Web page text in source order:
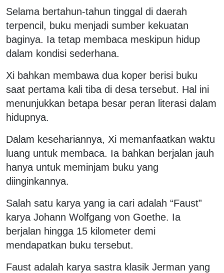
Selama bertahun-tahun tinggal di daerah
terpencil, buku menjadi sumber kekuatan
baginya. Ia tetap membaca meskipun hidup
dalam kondisi sederhana.
Xi bahkan membawa dua koper berisi buku
saat pertama kali tiba di desa tersebut. Hal ini
menunjukkan betapa besar peran literasi dalam
hidupnya.
Dalam kesehariannya, Xi memanfaatkan waktu
luang untuk membaca. Ia bahkan berjalan jauh
hanya untuk meminjam buku yang
diinginkannya.
Salah satu karya yang ia cari adalah “Faust”
karya Johann Wolfgang von Goethe. Ia
berjalan hingga 15 kilometer demi
mendapatkan buku tersebut.
Faust adalah karya sastra klasik Jerman yang